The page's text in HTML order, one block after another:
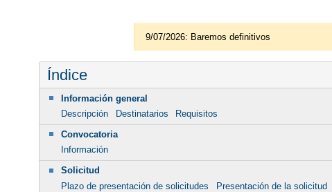
9/07/2026: Baremos definitivos
Índice
Información general
Descripción
Destinatarios
Requisitos
Convocatoria
Información
Solicitud
Plazo de presentación de solicitudes
Presentación de la solicitud